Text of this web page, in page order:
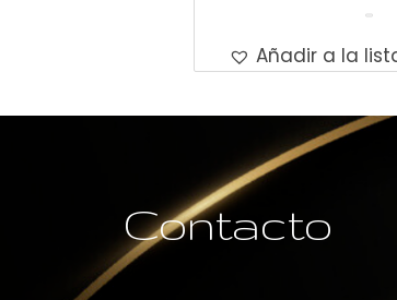
Añadir a la
Contacto